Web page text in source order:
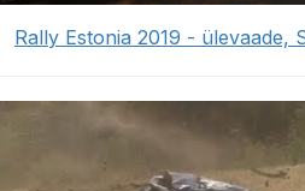
Rally Estonia 2019 - ülevaade,